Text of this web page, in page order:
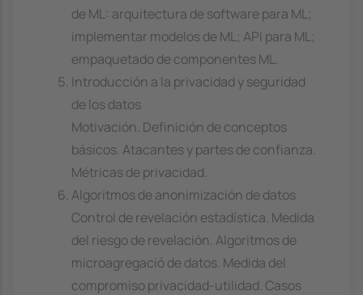
de ML: arquitectura de software para ML;
implementar modelos de ML; API para ML;
empaquetado de componentes ML.
Introducción a la privacidad y seguridad
de los datos
Motivación. Definición de conceptos
básicos. Atacantes y partes de confianza.
Métricas de privacidad.
Algoritmos de anonimización de datos
Control de revelación estadística. Medida
del riesgo de revelación. Algoritmos de
microagregació de datos. Medida del
compromiso privacidad-utilidad. Casos